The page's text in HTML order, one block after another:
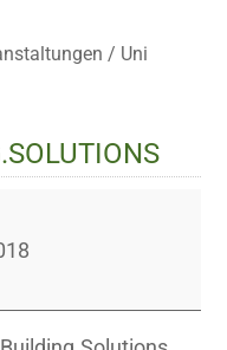
/ Uni